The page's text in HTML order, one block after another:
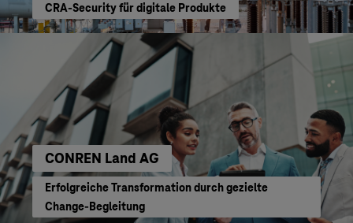
CRA-Security für digitale Produkte
CONREN Land AG
Erfolgreiche Transformation durch gezielte
Change-Begleitung